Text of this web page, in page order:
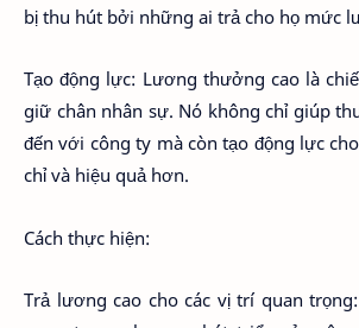
bị thu hút bởi những ai trả cho họ mức
Tạo động lực: Lương thưởng cao là
giữ chân nhân sự. Nó không chỉ giúp
đến với công ty mà còn tạo động lực
chỉ và hiệu quả hơn.
Cách thực hiện:
Trả lương cao cho các vị trí quan